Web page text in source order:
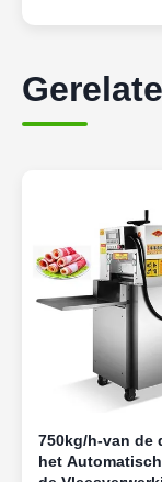
750kg/h-van de
het